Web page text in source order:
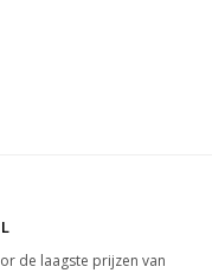
de laagste prijzen van